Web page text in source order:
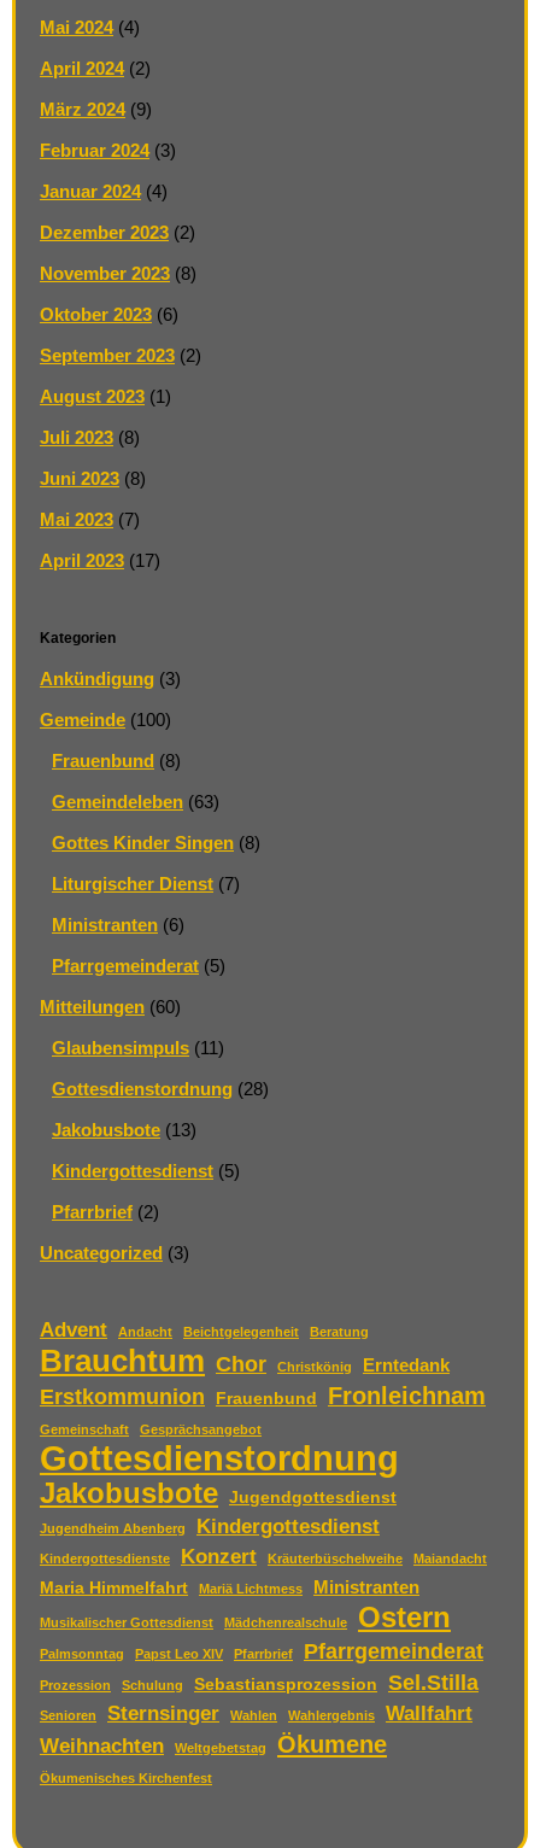
Mai 2024(4)
April 2024(2)
März 2024(9)
Februar 2024(3)
Januar 2024(4)
Dezember 2023 (2)
November 2023 (8)
Oktober 2023 (6)
September 2023 (2)
August 2023 (1)
Juli 2023 (8)
Juni 2023 (8)
Mai 2023 (7)
April 2023 (17)
Kategorien
Ankündigung (3)
Gemeinde (100)
Frauenbund (8)
Gemeindeleben (63)
Gottes Kinder Singen (8)
Liturgischer Dienst (7)
Ministranten (6)
Pfarrgemeinderat (5)
Mitteilungen (60)
Glaubensimpuls (11)
Gottesdienstordnung (28)
Jakobusbote (13)
Kindergottesdienst (5)
Pfarrbrief (2)
Uncategorized (3)
Advent Andacht Beichtgelegenheit Beratung
Brauchtum Chor Christkönig Erntedank
Erstkommunion Frauenbund Fronleichnam
Gemeinschaft Gesprächsangebot
Gottesdienstordnung
Jakobusbote Jugendgottesdienst
Jugendheim Abenberg Kindergottesdienst
Kindergottesdienste Konzert Kräuterbüschelweihe Maiandacht
Maria Himmelfahrt Mariä Lichtmess Ministranten
Musikalischer Gottesdienst Mädchenrealschule Ostern
Palmsonntag Papst Leo XIV Pfarrbrief Pfarrgemeinderat
Prozession Schulung Sebastiansprozession Sel.Stilla
Senioren Sternsinger Wahlen Wahlergebnis
Wallfahrt
Weihnachten
Weltgebetstag Ökumene
Ökumenisches Kirchenfest